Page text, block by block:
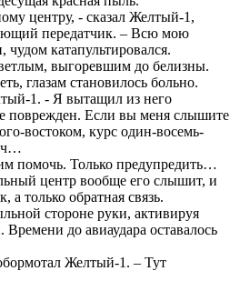
центру, - сказал Желтый-1,
передатчик. – Всю мою
катапультировался.
выгоревшим до белизны.
глазам становилось больно.
1. - Я вытащил из него
поврежден. Если вы меня слышите
востоком, курс один-восемь-
помочь. Только предупредить…
центр вообще его слышит, и
а только обратная связь.
стороне руки, активируя
до авиаудара оставалось
Желтый-1. – Тут